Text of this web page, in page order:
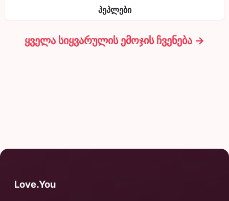
პეპლები
ყველა სიყვარულის ემოჯის ჩვენება →
Love.You